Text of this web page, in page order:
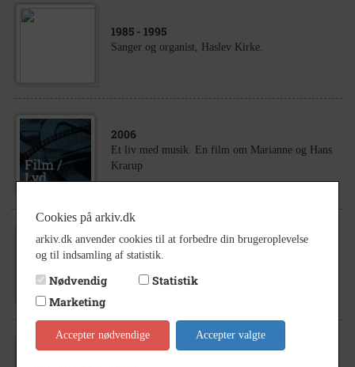
1985 - 1995
Sanger og organist, Haslev Kirke.
2006
Et liv med musik. En film om Marianne og Hans
Krarup
1989
Reception i Rådhusets kantine for et ungarsk
(stående) ved forreste bord ses Hans...
Cookies på arkiv.dk
arkiv.dk anvender cookies til at forbedre din brugeroplevelse
og til indsamling af statistik.
Nødvendig
Statistik
Marketing
Accepter nødvendige Accepter valgte